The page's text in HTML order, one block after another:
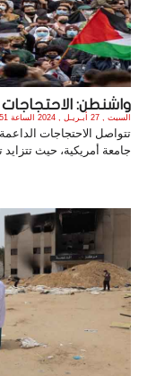
واشنطن: الاحتجاجات
السبت , 27 أبـريـل , 2024 الساعة 7:22:51 PM
جامعة أمريكية، حيث تتزايد